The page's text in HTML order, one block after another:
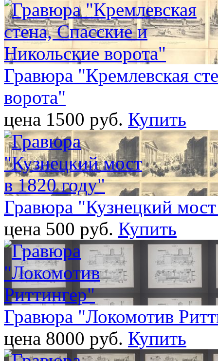
Гравюра "Кремлевская
ворота"
цена 1500 pуб. Купить
Гравюра "Кузнецкий
цена 500 pуб. Купить
Гравюра "Локомотив
цена 8000 pуб. Купить